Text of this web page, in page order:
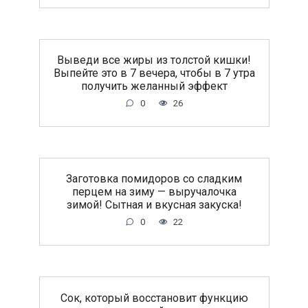
Выведи все жиры из толстой кишки!
Выпейте это в 7 вечера, чтобы в 7 утра
получить желанный эффект
0 26
Заготовка помидоров со сладким
перцем на зиму — выручалочка
зимой! Сытная и вкусная закуска!
0 22
Сок, который восстановит функцию